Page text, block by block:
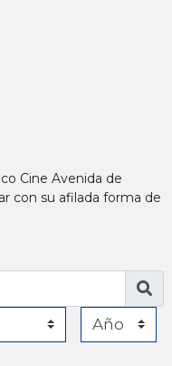
Cine Avenida de
con su afilada forma de